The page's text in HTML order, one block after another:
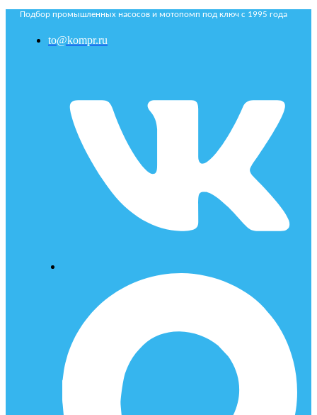
Подбор промышленных насосов и мотопомп под ключ с 1995 года
to@kompr.ru